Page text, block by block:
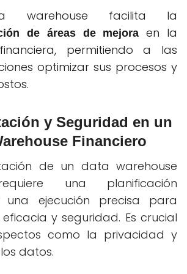
warehouse facilita la
de áreas de mejora en la
permitiendo a las
optimizar sus procesos y
y Seguridad en un
Financiero
de un data warehouse
una planificación
ejecución precisa para
y seguridad. Es crucial
como la privacidad y
datos.